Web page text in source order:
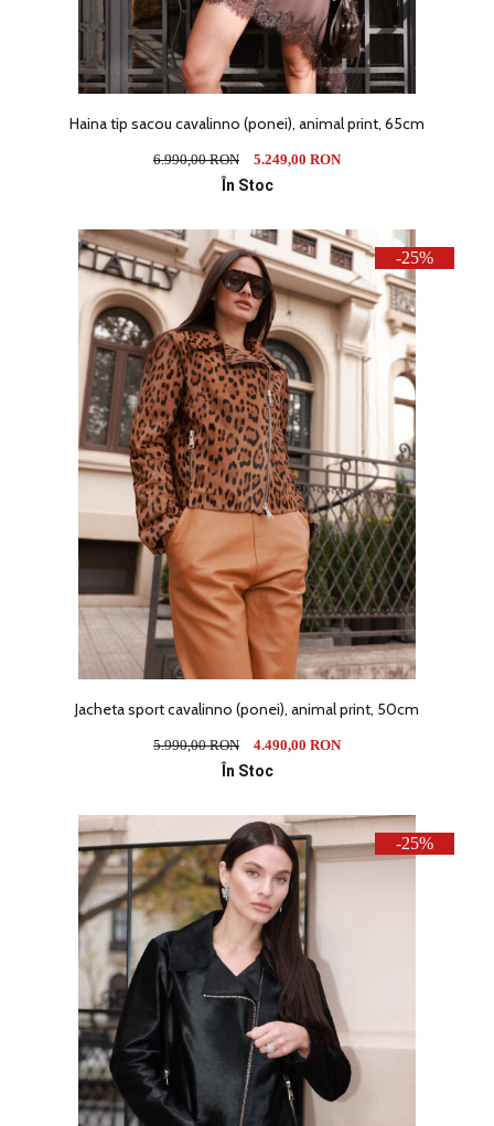
Haina tip sacou cavalinno (ponei), animal print, 65cm
6.990,00 RON 5.249,00 RON
În Stoc
-25%
Jacheta sport cavalinno (ponei), animal print, 50cm
5.990,00 RON 4.490,00 RON
În Stoc
-25%